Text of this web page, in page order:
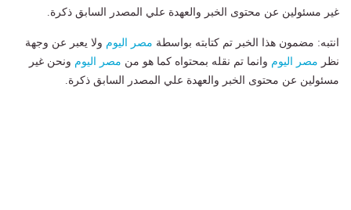
غير مسئولين عن محتوى الخبر والعهدة علي المصدر السابق ذكرة.
انتبه: مضمون هذا الخبر تم كتابته بواسطة مصر اليوم ولا يعبر عن وجهة
نظر مصر اليوم وانما تم نقله بمحتواه كما هو من مصر اليوم ونحن غير
مسئولين عن محتوى الخبر والعهدة علي المصدر السابق ذكرة.